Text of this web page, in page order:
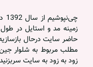
زمینه مد و استایل در
حاضر سایت درحال
مطلب مربوط به شلوار
زود به زود به سایت